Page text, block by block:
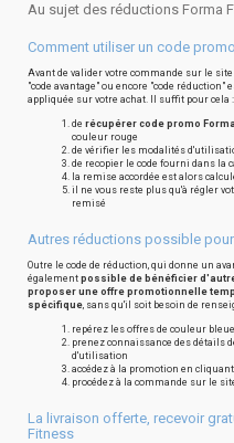
Au sujet des réductions Forma
Comment utiliser un code
Avant de valider votre commande sur le
"code avantage" ou encore "code réduction"
appliquée sur votre achat. Il suffit pour cela :
de récupérer code promo
couleur rouge
de vérifier les modalités
de recopier le code fourni dans la
la remise accordée est alors
il ne vous reste plus qu'à régler
remisé
Autres réductions possible
Outre le code de réduction, qui donne un
également possible de bénéficier
proposer une offre promotionnelle
spécifique, sans qu'il soit besoin de
repérez les offres de couleur
prenez connaissance des détails
d'utilisation
accédez à la promotion en
procédez à la commande sur le
La livraison offerte, recevoir
Fitness